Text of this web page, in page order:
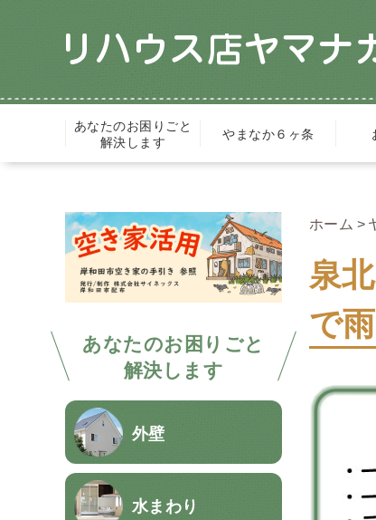
あなたのお困りごと
解決します
やまなか６ヶ条
あなたのお困りごと
解決します
外壁
水まわり
ホーム
泉
で